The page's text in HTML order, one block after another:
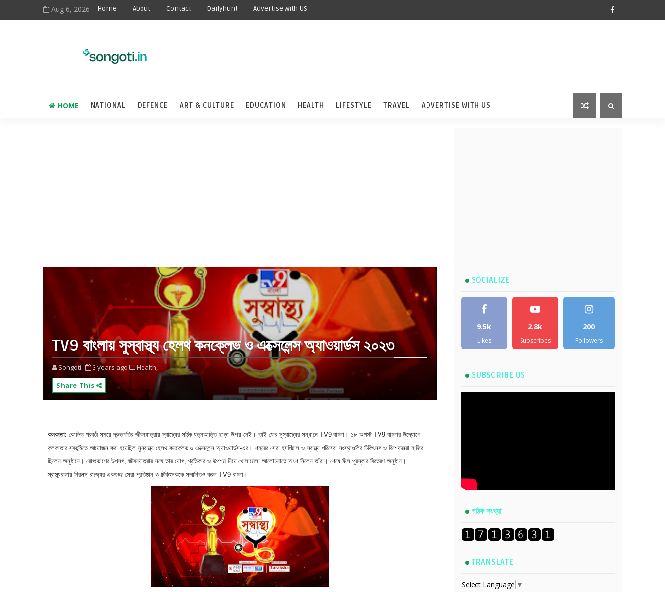
Aug 6, 2026 Home About Contact Dailyhunt Advertise With US
HOME NATIONAL DEFENCE ART & CULTURE EDUCATION HEALTH LIFESTYLE TRAVEL ADVERTISE WITH US
TV9 বাংলায় সুস্বাস্থ্য হেলথ কনক্লেভ ও এক্সেলেন্স অ্যাওয়ার্ডস ২০২৩
Songoti 3 years ago
Health,
Share This
কলকাতা: কোভিড পরবর্তী সময়ে দ্রুতগতির জীবনযাত্রায় স্বাস্থ্যের সঠিক যত্নআত্তি ছাড়া উপায় নেই। তাই ফের সুস্বাস্থ্যের সন্ধানে TV9 বাংলা। ১৮ অগস্ট TV9 বাংলার উদ্যোগে
কলকাতার স্বভূমিতে আয়োজন করা হয়েছিল সুস্বাস্থ্য হেলথ কনক্লেভ ও এক্সেলেন্স অ্যাওয়ার্ডস-এর। শহরের সেরা হসপিটাল ও স্বাস্থ্য পরিষেবা সংস্থাগুলির চিকিৎসক ও বিশেষজ্ঞরা হাজির
ছিলেন অনুষ্ঠানে। রোগভোগের উপসর্গ, জীবনযাত্রার সঙ্গে তার যোগ, প্রতিকার ও উপশম নিয়ে খোলামেলা আলোচনাতে অংশ নিলেন তাঁরা। শেষে ছিল পুরস্কার বিরতরণ অনুষ্ঠান।
স্বাস্থ্যরক্ষায় নিরলস রাজ্যের একগুচ্ছ সেরা প্রতিষ্ঠান ও চিকিৎসককে সম্মানিতও করল TV9 বাংলা ।
SOCIALIZE
9.5k
Likes
2.8k
Subscribes
200
Followers
SUBSCRIBE US
পাঠক সংখ্যা
TRANSLATE
Select Language ▼